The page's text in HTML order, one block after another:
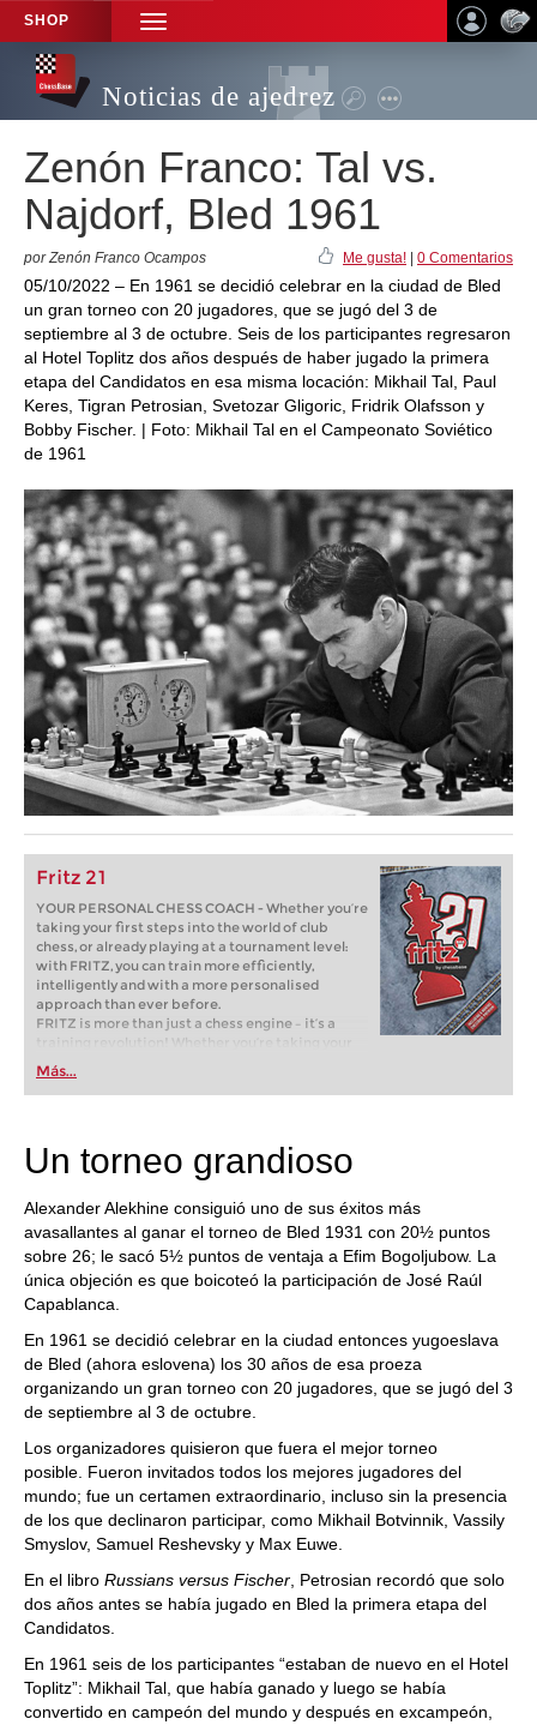
SHOP
TOGGLE
NAVIGATION
Noticias de ajedrez
Zenón Franco: Tal vs.
Najdorf, Bled 1961
por Zenón Franco Ocampos Me gusta! 0 Comentarios
05/10/2022 – En 1961 se decidió celebrar en la ciudad de Bled
un gran torneo con 20 jugadores, que se jugó del 3 de
septiembre al 3 de octubre. Seis de los participantes regresaron
al Hotel Toplitz dos años después de haber jugado la primera
etapa del Candidatos en esa misma locación: Mikhail Tal, Paul
Keres, Tigran Petrosian, Svetozar Gligoric, Fridrik Olafsson y
Bobby Fischer. | Foto: Mikhail Tal en el Campeonato Soviético
de 1961
Fritz 21
YOUR PERSONAL CHESS COACH - Whether you’re
taking your first steps into the world of club
chess, or already playing at a tournament level:
with FRITZ, you can train more efficiently,
intelligently and with a more personalised
approach than ever before.
FRITZ is more than just a chess engine – it’s a
training revolution! Whether you’re taking your
first steps into the world of club chess, or already
playing at a tournament level: with FRITZ, you can
train more efficiently, intelligently and with a
Más...
Un torneo grandioso
Alexander Alekhine consiguió uno de sus éxitos más
avasallantes al ganar el torneo de Bled 1931 con 20½ puntos
sobre 26; le sacó 5½ puntos de ventaja a Efim Bogoljubow. La
única objeción es que boicoteó la participación de José Raúl
Capablanca.
En 1961 se decidió celebrar en la ciudad entonces yugoeslava
de Bled (ahora eslovena) los 30 años de esa proeza
organizando un gran torneo con 20 jugadores, que se jugó del 3
de septiembre al 3 de octubre.
Los organizadores quisieron que fuera el mejor torneo
posible. Fueron invitados todos los mejores jugadores del
mundo; fue un certamen extraordinario, incluso sin la presencia
de los que declinaron participar, como Mikhail Botvinnik, Vassily
Smyslov, Samuel Reshevsky y Max Euwe.
En el libro Russians versus Fischer , Petrosian recordó que solo
dos años antes se había jugado en Bled la primera etapa del
Candidatos.
En 1961 seis de los participantes “estaban de nuevo en el Hotel
Toplitz”: Mikhail Tal, que había ganado y luego se había
convertido en campeón del mundo y después en excampeón,